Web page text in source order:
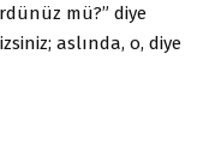
mü?” diye
aslında, o, diye